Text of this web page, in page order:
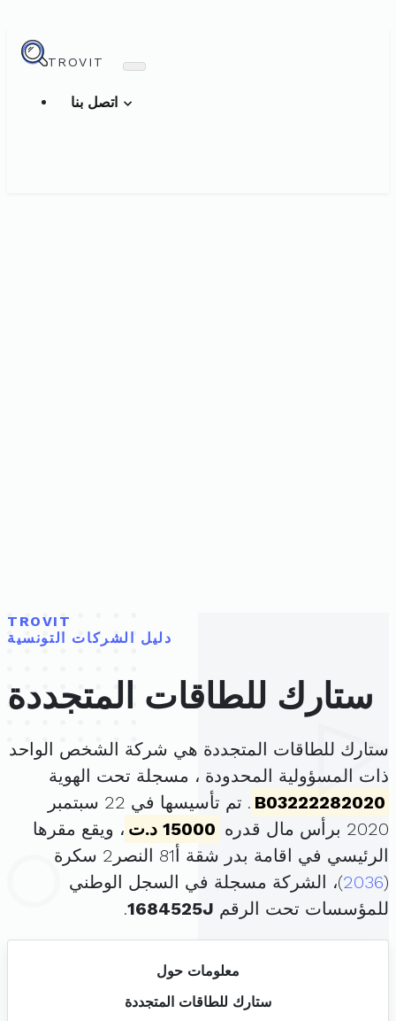
TROVIT
TROVIT
دليل الشركات التونسية
ستارك للطاقات المتجددة
ستارك للطاقات المتجددة هي شركة الشخص الواحد
ذات المسؤولية المحدودة ، مسجلة تحت الهوية
B03222282020
. تم تأسيسها في 22 سبتمبر
2020 برأس مال قدره
15000 د.ت
، ويقع مقرها
الرئيسي في اقامة بدر شقة أ81 النصر2 سكرة
(
2036)، الشركة مسجلة في السجل الوطني
للمؤسسات تحت الرقم 1684525J
.
معلومات حول
ستارك للطاقات المتجددة